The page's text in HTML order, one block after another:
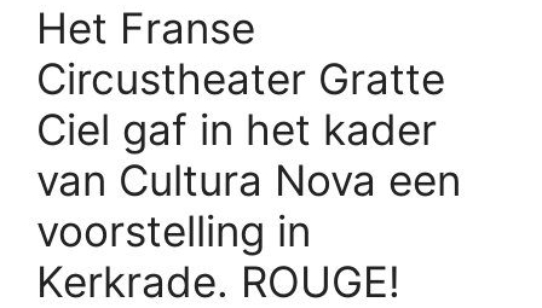
Het Franse
Circustheater Gratte
Ciel gaf in het kader
van Cultura Nova een
voorstelling in
Kerkrade. ROUGE!